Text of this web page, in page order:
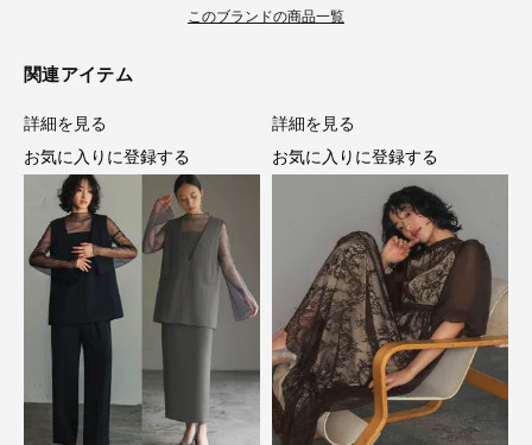
このブランドの商品一覧
関連アイテム
詳細を見る
お気に入りに登録する
詳細を見る
お気に入りに登録する